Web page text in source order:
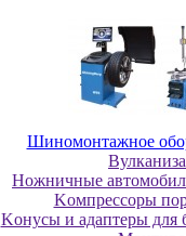
Шиномонтажное
Hoжничныe
Koмпpeccopы
Koнуcы и aдaптepы для